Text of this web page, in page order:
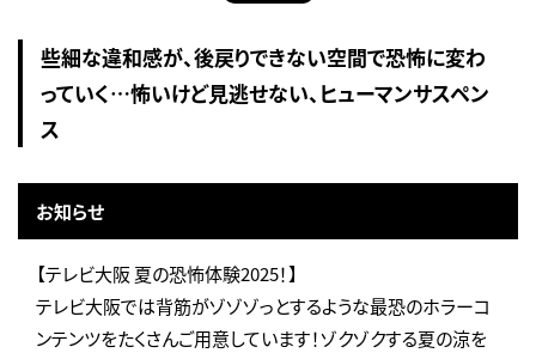
些細な違和感が、後戻りできない空間で恐怖に変わ
っていく…怖いけど見逃せない、ヒューマンサスペン
ス
お知らせ
【テレビ大阪 夏の恐怖体験2025！】
テレビ大阪では背筋がゾゾゾっとするような最恐のホラーコ
ンテンツをたくさんご用意しています！ゾクゾクする夏の涼を